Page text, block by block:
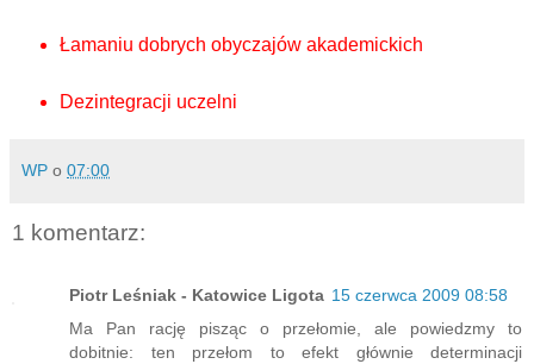
Łamaniu dobrych obyczajów akademickich
Dezintegracji uczelni
WP o 07:00
1 komentarz:
Piotr Leśniak - Katowice Ligota 15 czerwca 2009 08:58
Ma Pan rację pisząc o przełomie, ale powiedzmy to
dobitnie: ten przełom to efekt głównie determinacji